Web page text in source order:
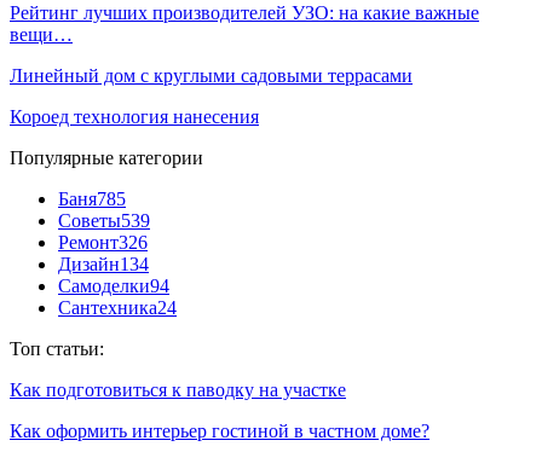
Рейтинг лучших производителей УЗО: на какие важные
вещи…
Линейный дом с круглыми садовыми террасами
Короед технология нанесения
Популярные категории
Баня785
Советы539
Ремонт326
Дизайн134
Самоделки94
Сантехника24
Топ статьи:
Как подготовиться к паводку на участке
Как оформить интерьер гостиной в частном доме?